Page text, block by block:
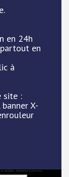
en 24h
en
à
site :
X-